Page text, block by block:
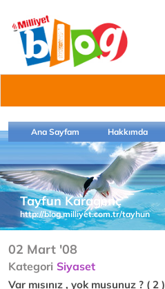
Ana Sayfam Hakkımda
Tayfun Karagenç
http://blog.milliyet.com.tr/tayhun
02 Mart '08
Kategori Siyaset
Var mısınız , yok musunuz ? ( 2 )